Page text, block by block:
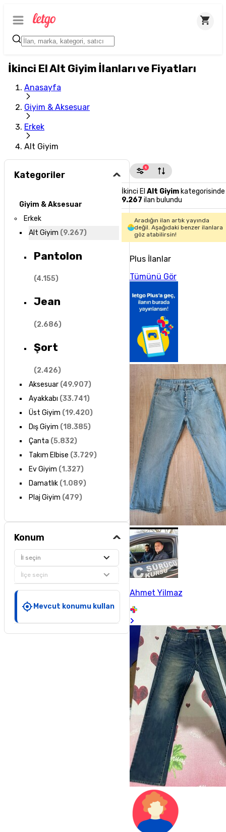
İkinci El Alt Giyim İlanları ve Fiyatları
Anasayfa
Giyim & Aksesuar
Erkek
Alt Giyim
Kategoriler
Giyim & Aksesuar
Erkek
Alt Giyim (9.267)
Pantolon
(4.155)
Jean
(2.686)
Şort
(2.426)
Aksesuar(49.907)
Ayakkabı (33.741)
Üst Giyim (19.420)
Dış Giyim (18.385)
Çanta (5.832)
Takım Elbise (3.729)
Ev Giyim (1.327)
Damatlık(1.089)
Plaj Giyim (479)
Konum
İl seçin
İlçe seçin
Mevcut konumu kullan
1
İkinci El Alt Giyimkategorisinde
9.267 ilan bulundu
Aradığın ilan artık yayında
değil. Aşağıdaki benzer ilanlara
göz atabilirsin!
Plus İlanlar
Tümünü Gör
Ahmet Yilmaz